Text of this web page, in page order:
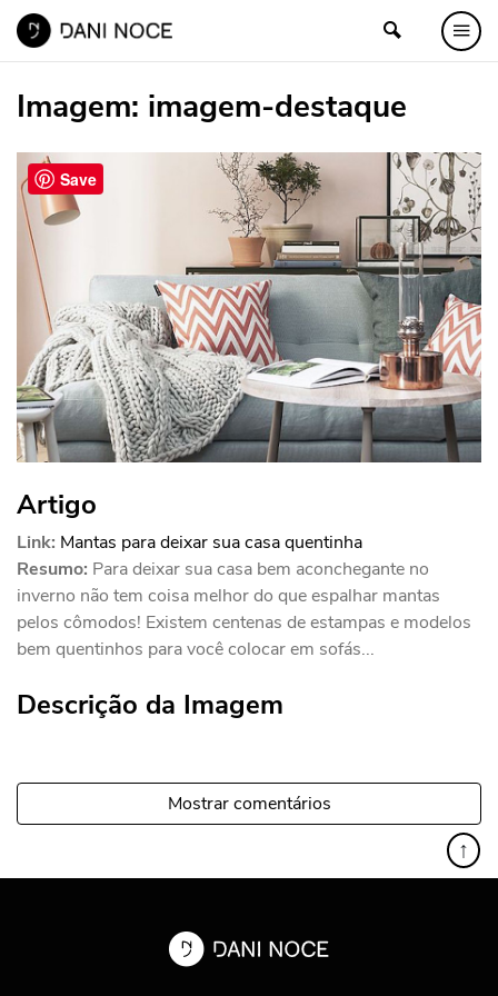
Imagem: imagem-destaque
Artigo
Link: Mantas para deixar sua casa quentinha
Resumo: Para deixar sua casa bem aconchegante no
inverno não tem coisa melhor do que espalhar mantas
pelos cômodos! Existem centenas de estampas e modelos
bem quentinhos para você colocar em sofás...
Descrição da Imagem
Mostrar comentários
↑
Save